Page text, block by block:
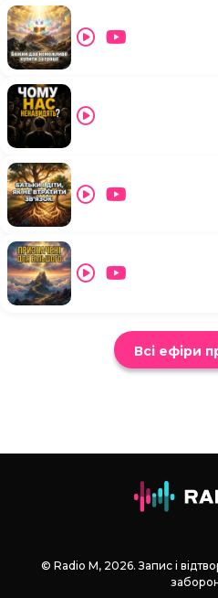
Всі ефіри
© Radio М, 2026. Запис і